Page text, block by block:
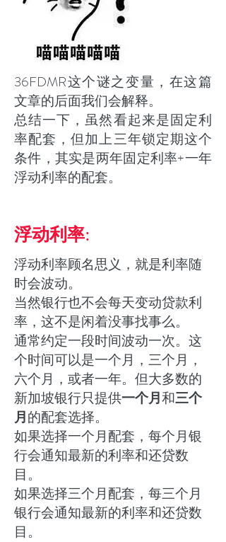
36FDMR这个谜之变量，在这篇
文章的后面我们会解释。
总结一下，虽然看起来是固定利
率配套，但加上三年锁定期这个
条件，其实是两年固定利率+一年
浮动利率的配套。
浮动利率:
浮动利率顾名思义，就是利率随
时会波动。
当然银行也不会每天变动贷款利
率，这不是闲着没事找事么。
通常约定一段时间波动一次。这
个时间可以是一个月，三个月，
六个月，或者一年。但大多数的
新加坡银行只提供一个月和三个
月的配套选择。
如果选择一个月配套，每个月银
行会通知最新的利率和还贷数
目。
如果选择三个月配套，每三个月
银行会通知最新的利率和还贷数
目。